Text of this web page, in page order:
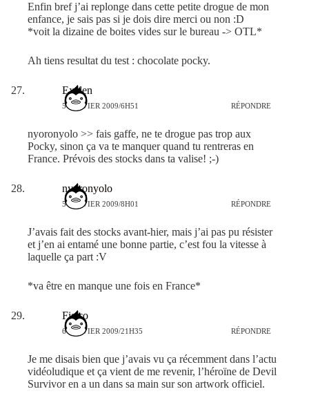
Enfin bref j’ai replonge dans cette petite drogue de mon
enfance, je sais pas si je dois dire merci ou non :D
*voit la dizaine de boites vides sur le bureau -> OTL*
Ah tiens resultat du test : chocolate pocky.
Exelen
5 JANVIER 2009/6H51 RÉPONDRE
nyoronyolo >> fais gaffe, ne te drogue pas trop aux
Pocky, sinon ça va te manquer quand tu rentreras en
France. Prévois des stocks dans ta valise! ;-)
nyoronyolo
5 JANVIER 2009/8H01 RÉPONDRE
J’avais fait des stocks avant-hier, mais j’ai pas pu résister
et j’en ai entamé une bonne partie, c’est fou la vitesse à
laquelle ça part :V
*va être en manque une fois en France*
Fisico
6 JANVIER 2009/21H35 RÉPONDRE
Je me disais bien que j’avais vu ça récemment dans l’actu
vidéoludique et ça vient de me revenir, l’héroïne de Devil
Survivor en a un dans sa main sur son artwork officiel.